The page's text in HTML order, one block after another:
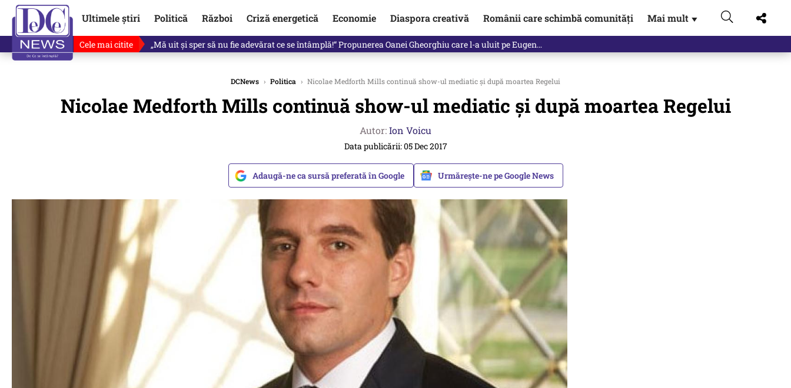
Ultimele știri Politică Război Criză energetică Economie Diaspora creativă Românii care schimbă comunități Mai mult ▼
Cele mai citite Revine în scenă o propunere de premier. Cine ar putea conduce Guvernul din septembrie
DCNews › Politica › Nicolae Medforth Mills continuă show-ul mediatic și după moartea Regelui
Nicolae Medforth Mills continuă show-ul mediatic și după moartea Regelui
Autor:Ion Voicu
Data publicării: 05 Dec 2017
Adaugă-ne ca sursă preferată în Google Urmărește-ne pe Google News